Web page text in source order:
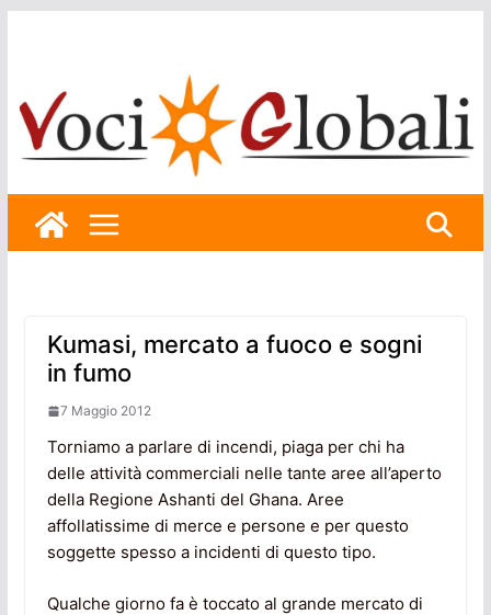
Kumasi, mercato a fuoco e sogni
in fumo
7 Maggio 2012
Torniamo a parlare di incendi, piaga per chi ha
delle attività commerciali nelle tante aree all’aperto
della Regione Ashanti del Ghana. Aree
affollatissime di merce e persone e per questo
soggette spesso a incidenti di questo tipo.
Qualche giorno fa è toccato al grande mercato di